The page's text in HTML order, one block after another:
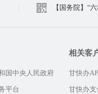
【国务院】“
国中央人民政府
平台
相关客
甘快办
甘快办